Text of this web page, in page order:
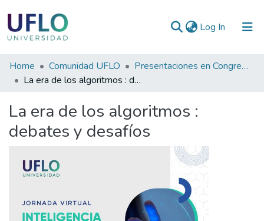
Log In (current)
Communities
&
All of RIUFLO
Home Comunidad UFLO
Presentaciones en Congresos, Encuentros, Jornadas ...
La era de los algoritmos : debates y desafíos
La era de los algoritmos :
debates y desafíos